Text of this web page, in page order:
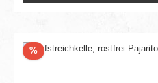
%Rabatt